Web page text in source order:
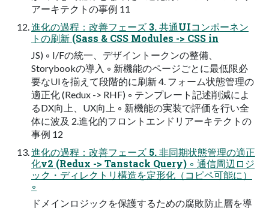
アーキテクトの事例 11
進化の過程：改善フェーズ 3. 共通UIコンポーネン
トの刷新 (Sass & CSS Modules -> CSS in
JS) ◦ I/Fの統一、デザイントークンの整備、
Storybookの導入 ◦ 新機能のページごとに最低限必
要なUIを揃えて段階的に刷新 4. フォーム状態管理の
適正化 (Redux -> RHF) ◦ テンプレート記述削減によ
るDX向上、UX向上 ◦ 新機能の実装で評価を行い全
体に波及 2.進化的フロントエンドリアーキテクトの
事例 12
進化の過程：改善フェーズ 5. 非同期状態管理の適正
化v2 (Redux -> Tanstack Query) ◦ 通信周辺ロジ
ック・ディレクトリ構造を定形化（コピペ可能に）
◦
ドメインロジックを保護するための腐敗防止層を導